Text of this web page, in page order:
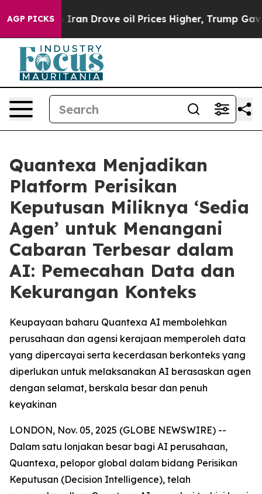
AGP PICKS
Iran Drove oil Prices Higher, Trump Gave
Quantexa Menjadikan
Platform Perisikan
Keputusan Miliknya ‘Sedia
Agen’ untuk Menangani
Cabaran Terbesar dalam
AI: Pemecahan Data dan
Kekurangan Konteks
Keupayaan baharu Quantexa AI membolehkan
perusahaan dan agensi kerajaan memperoleh data
yang dipercayai serta kecerdasan berkonteks yang
diperlukan untuk melaksanakan AI berasaskan agen
dengan selamat, berskala besar dan penuh
keyakinan
LONDON, Nov. 05, 2025 (GLOBE NEWSWIRE) --
Dalam satu lonjakan besar bagi AI perusahaan,
Quantexa, pelopor global dalam bidang Perisikan
Keputusan (Decision Intelligence), telah